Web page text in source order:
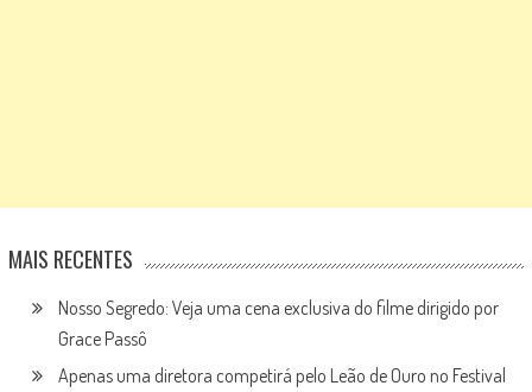
MAIS RECENTES
Nosso Segredo: Veja uma cena exclusiva do filme dirigido por
Grace Passô
Apenas uma diretora competirá pelo Leão de Ouro no Festival